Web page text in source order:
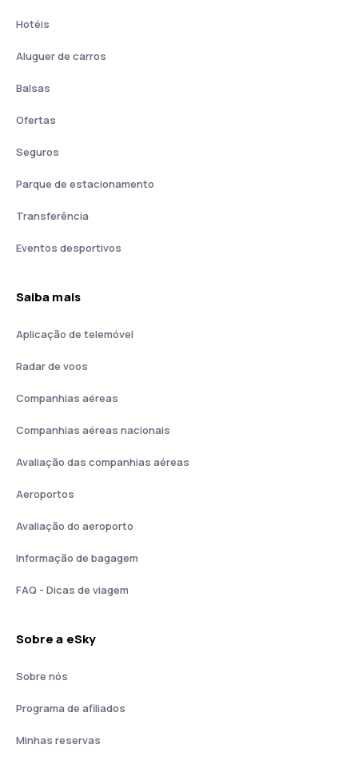
Hotéis
Aluguer de carros
Balsas
Ofertas
Seguros
Parque de estacionamento
Transferência
Eventos desportivos
Saiba mais
Aplicação de telemóvel
Radar de voos
Companhias aéreas
Companhias aéreas nacionais
Avaliação das companhias aéreas
Aeroportos
Avaliação do aeroporto
Informação de bagagem
FAQ - Dicas de viagem
Sobre a eSky
Sobre nós
Programa de afiliados
Minhas reservas